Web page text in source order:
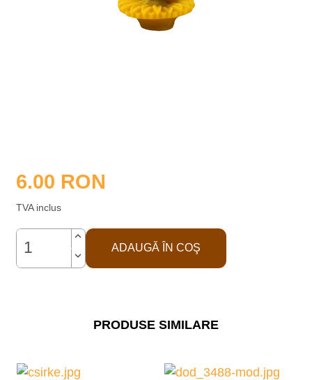
6.00 RON
TVA inclus
keyboard_arrow_up
keyboard_arrow_down
ADAUGĂ ÎN COŞ
PRODUSE SIMILARE